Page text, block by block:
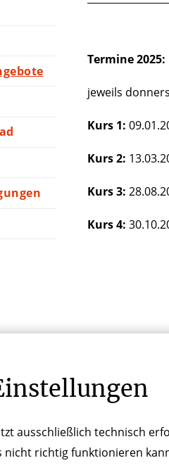
Termine 2025:
jeweils
Kurs 1:
Kurs 2:
Kurs 3:
Kurs 4:
ausschließlich technisch
nicht richtig funktionieren